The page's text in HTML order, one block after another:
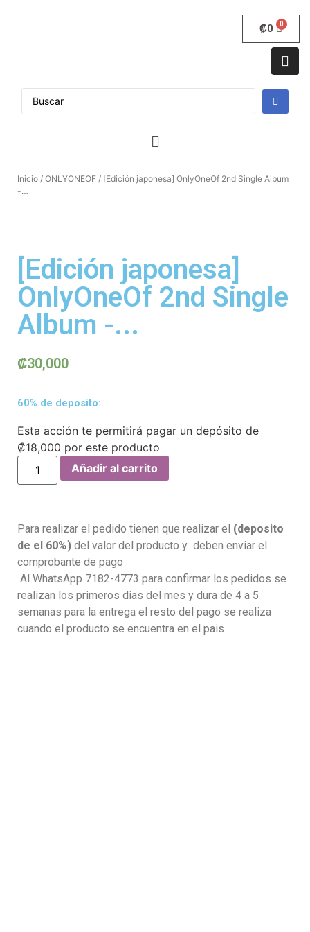
₡0
Inicio / ONLYONEOF / [Edición japonesa] OnlyOneOf 2nd Single Album
-…
[Edición japonesa]
OnlyOneOf 2nd Single
Album -...
₡30,000
60% de deposito:
Esta acción te permitirá pagar un depósito de
₡18,000 por este producto
Añadir al carrito
Para realizar el pedido tienen que realizar el (deposito
de el 60%) del valor del producto y deben enviar el
comprobante de pago
Al WhatsApp 7182-4773 para confirmar los pedidos se
realizan los primeros dias del mes y dura de 4 a 5
semanas para la entrega el resto del pago se realiza
cuando el producto se encuentra en el pais